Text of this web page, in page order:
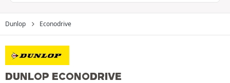
Dunlop Econodrive
DUNLOP ECONODRIVE